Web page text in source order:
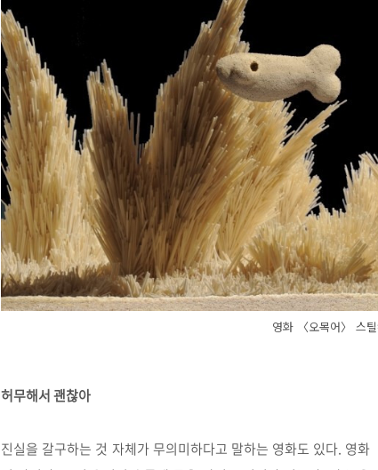
영화 〈오목어〉 스
허무해서 괜찮아
진실을 갈구하는 것 자체가 무의미하다고 말하는 영화도 있다. 영